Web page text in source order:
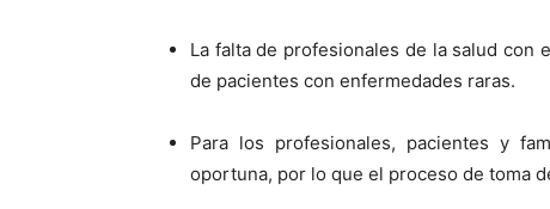
La falta de profesionales de la salud con
de pacientes con enfermedades raras.
Para los profesionales, pacientes y
oportuna, por lo que el proceso de toma